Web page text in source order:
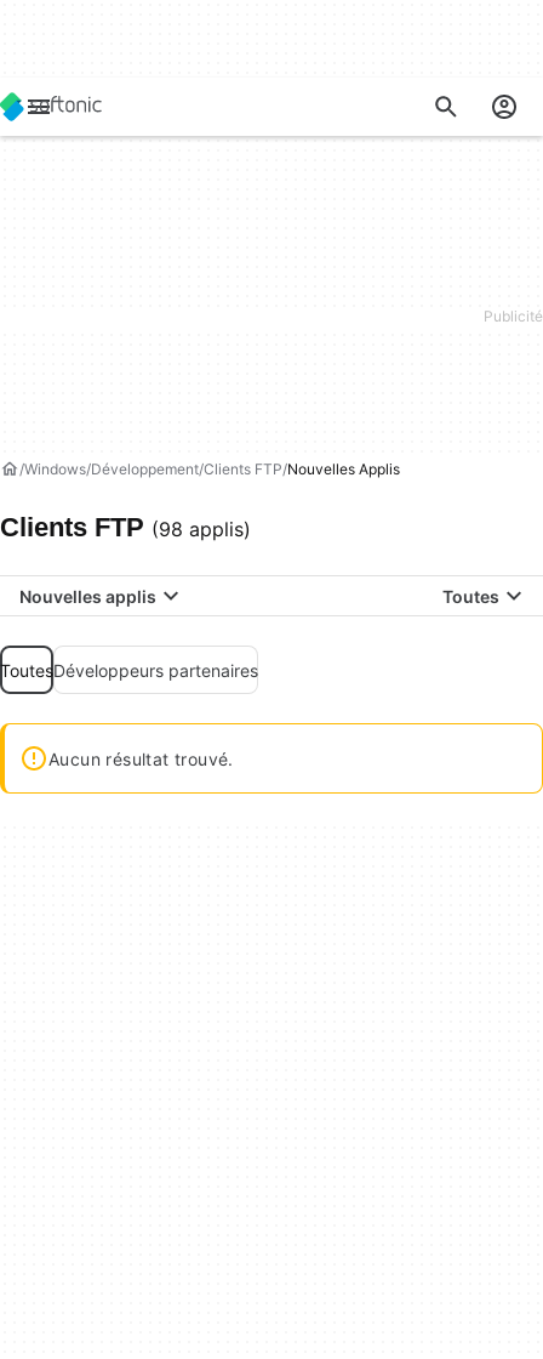
Windows Développement Clients FTP Nouvelles Applis
Clients FTP (98 applis)
Nouvelles applis Toutes
ToutesDéveloppeurs partenaires
Aucun résultat trouvé.